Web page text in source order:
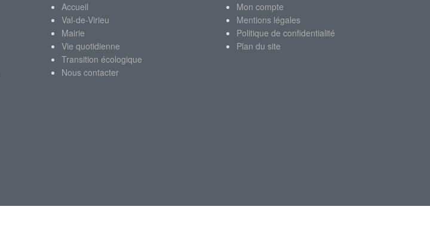
Accueil
Val-de-Virieu
Mairie
Vie quotidienne
Transition écologique
Nous contacter
Mon compte
Mentions légales
Politique de confidentialité
Plan du site